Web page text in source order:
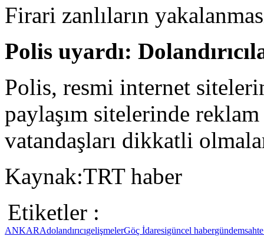
Firari zanlıların
Polis uyardı:
Polis, resmi internet
paylaşım sitelerinde reklam
vatandaşları dikkatli
Kaynak:TRT haber
Etiketler :
ANKARAdolandırıcıgelişmelerGöç İdaresigüncel habergündem